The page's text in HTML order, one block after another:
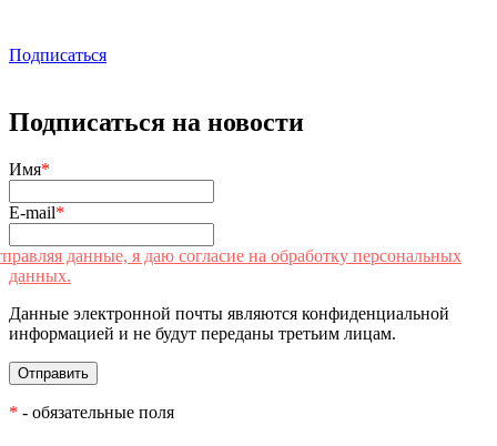
Подписаться
Подписаться на новости
Имя*
E-mail*
данные, я даю согласие на обработку персональных
данных.
Данные электронной почты являются конфиденциальной
информацией и не будут переданы третьим лицам.
* - обязательные поля